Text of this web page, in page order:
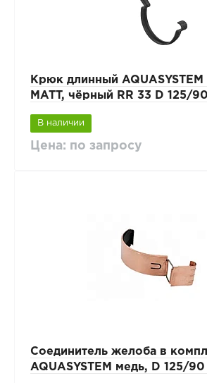
Крюк длинный AQUASYSTEM
MATT, чёрный RR 33 D 125/
В наличии
Цена: по запросу
Соединитель желоба в
AQUASYSTEM медь, D 125/